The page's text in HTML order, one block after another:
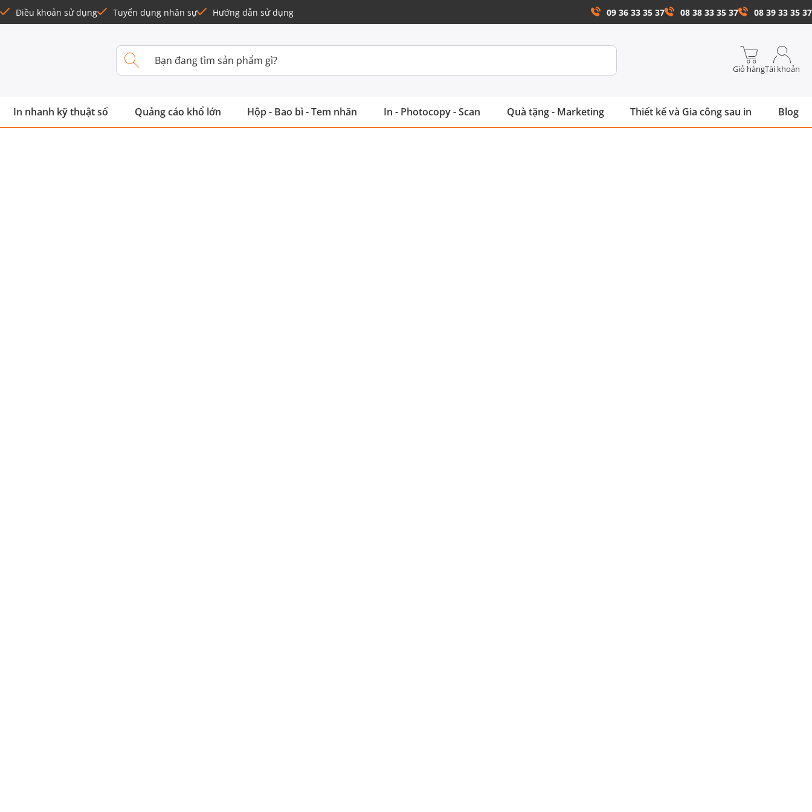
Điều khoản sử dụng Tuyển dụng nhân sự Hướng dẫn sử dụng 09 36 33 35 37 08 38 33 35 37 08 39 33 35 37
Giỏ hàngTài khoản
In nhanh kỹ thuật số Quảng cáo khổ lớn Hộp - Bao bì - Tem nhãn In - Photocopy - Scan Quà tặng - Marketing Thiết kế và Gia công sau in Blog